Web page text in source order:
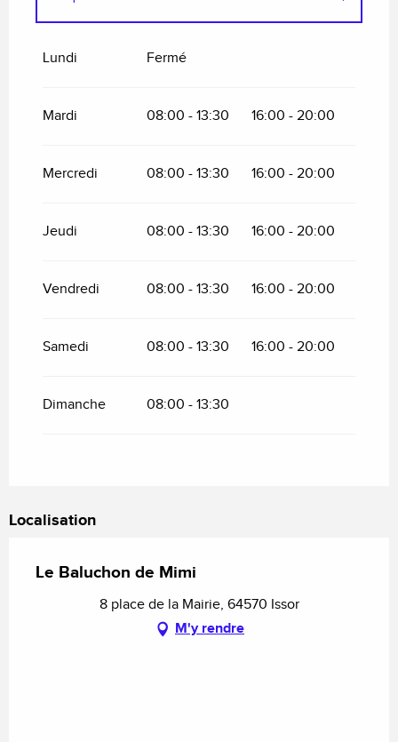
31 mars 2026
Lundi Fermé
Mardi 08:00 - 13:30 16:00 - 20:00
Mercredi 08:00 - 13:30 16:00 - 20:00
Jeudi 08:00 - 13:30 16:00 - 20:00
Vendredi 08:00 - 13:30 16:00 - 20:00
Samedi 08:00 - 13:30 16:00 - 20:00
Dimanche 08:00 - 13:30
Localisation
Le Baluchon de Mimi
8 place de la Mairie, 64570 Issor
M'y rendre